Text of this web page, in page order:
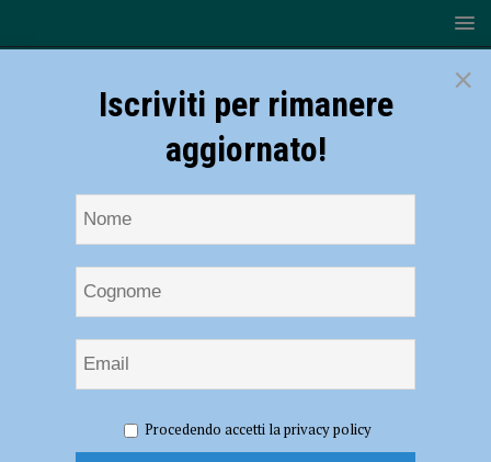
caduta dal tetto: “Aveva segnalato il fidanzatino ai servizi sociali”. La
sorella: “Una fiaccolata contro il femminicidio”
×
Iscriviti per rimanere
aggiornato!
Procedendo accetti la privacy policy